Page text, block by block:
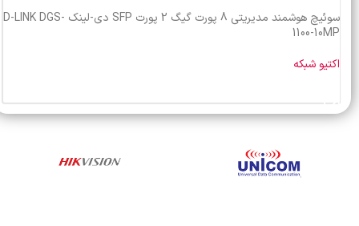
سوئیچ هوشمند مدیریتی 8 پورت گیگ 2 پورت SFP دی-لینک D-LINK DGS-
1100-10MP
اکتیو شبکه